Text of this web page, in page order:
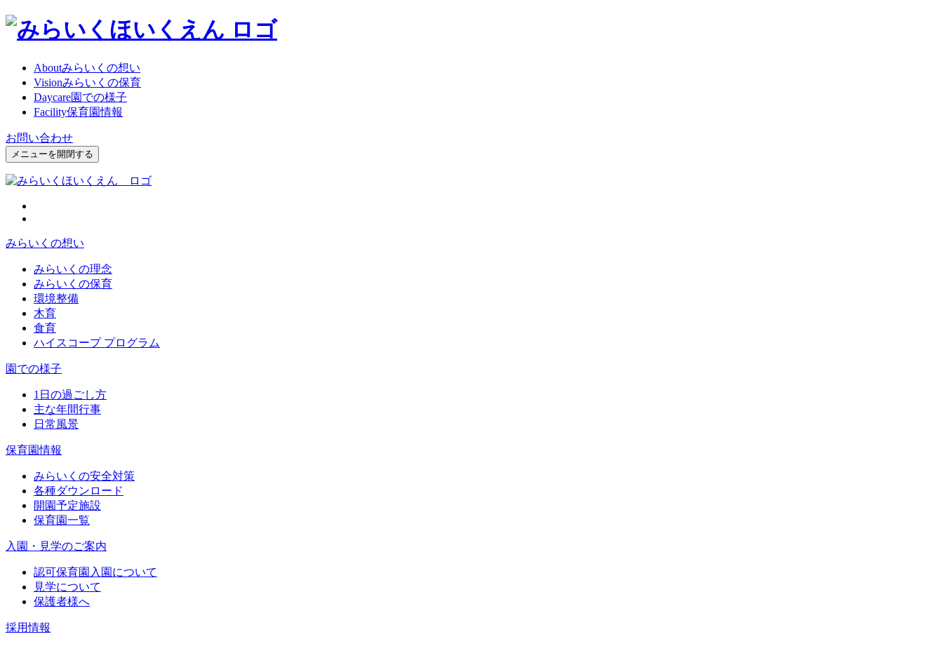
Aboutみらいくの想い
Visionみらいくの保育
Daycare園での様子
Facility保育園情報
お問い合わせ
メニューを開閉する
みらいくの想い
みらいくの理念
みらいくの保育
環境整備
木育
食育
ハイスコープ プログラム
園での様子
1日の過ごし方
主な年間行事
日常風景
保育園情報
みらいくの安全対策
各種ダウンロード
開園予定施設
保育園一覧
入園・見学のご案内
認可保育園入園について
見学について
保護者様へ
採用情報